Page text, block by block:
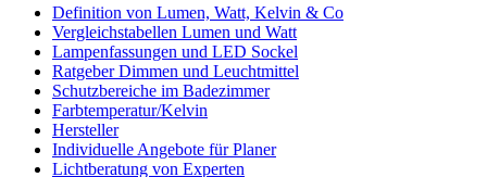
Definition von Lumen, Watt, Kelvin & Co
Vergleichstabellen Lumen und Watt
Lampenfassungen und LED Sockel
Ratgeber Dimmen und Leuchtmittel
Schutzbereiche im Badezimmer
Farbtemperatur/Kelvin
Hersteller
Individuelle Angebote für Planer
Lichtberatung von Experten